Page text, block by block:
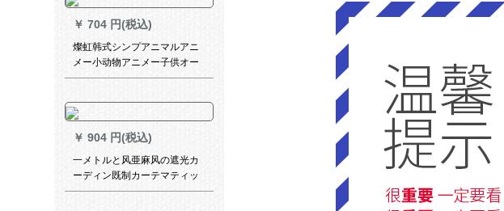
￥ 704 円(税込)
燦虹韩式シンプアニマルアニ
メー小动物アニメー子供オー
ダカーンテーテ·レンレン遮光
扫き出し窓外既制カーターテ
ーテ·ンン元气绿韩オーーダカ
シリーズンテーン/毎米/送帖S
￥ 904 円(税込)
一メトルと风亜麻风の遮光カ
ーディン既制カーテマティッ
ク天然素材リングプの出窓と